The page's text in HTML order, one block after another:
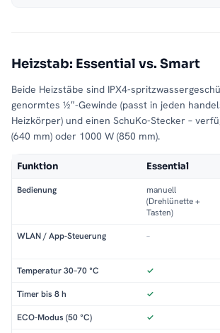
Heizstab: Essential vs. Smart
Beide Heizstäbe sind IPX4-
genormtes ½″-Gewinde (passt in jeden
Heizkörper) und einen SchuKo-Stecker –
(640 mm) oder 1000 W (850 mm).
Funktion Essential
Bedienung
manuell
(Drehlünette +
Tasten)
WLAN / App-Steuerung –
Temperatur 30–70 °C ✓
Timer bis 8 h ✓
ECO-Modus (50 °C) ✓